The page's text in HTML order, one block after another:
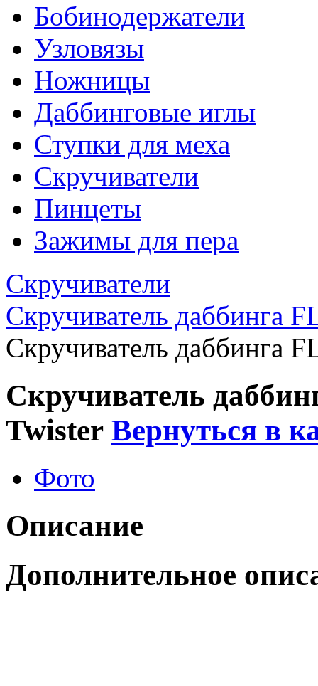
Бобинодержатели
Узловязы
Ножницы
Даббинговые иглы
Ступки для меха
Скручиватели
Пинцеты
Зажимы для пера
Скручиватели
Скручиватель даббинга
Скручиватель даббинга
Скручиватель
Twister Вернуться в
Фото
Описание
Дополнительное